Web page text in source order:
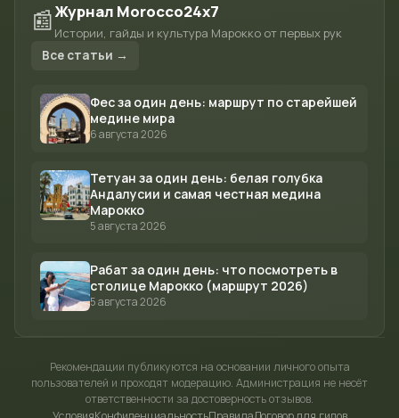
📰Журнал Morocco24x7
Истории, гайды и культура Марокко от первых рук
Все статьи →
Фес за один день: маршрут по старейшей
медине мира
6 августа 2026
Тетуан за один день: белая голубка
Андалусии и самая честная медина
Марокко
5 августа 2026
Рабат за один день: что посмотреть в
столице Марокко (маршрут 2026)
5 августа 2026
Рекомендации публикуются на основании личного опыта
пользователей и проходят модерацию. Администрация не несёт
ответственности за достоверность отзывов.